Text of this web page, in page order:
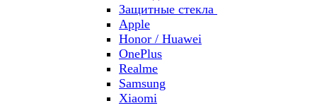
Защитные стекла
Apple
Honor / Huawei
OnePlus
Realme
Samsung
Xiaomi